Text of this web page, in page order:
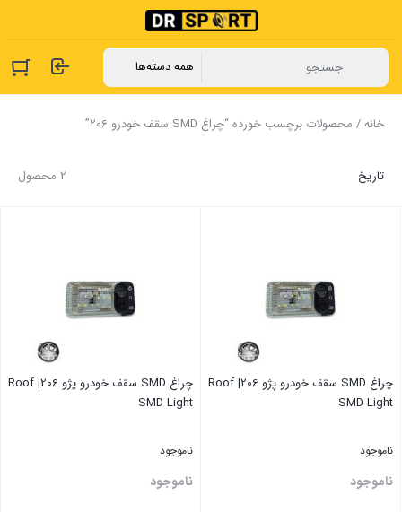
خانه/ محصولات برچسب خورده “چراغ SMD سقف خودرو 206”
2 محصول تاریخ
چراغ SMD سقف خودرو پژو 206| Roof
SMD Light
ناموجود
ناموجود
چراغ SMD سقف خودرو پژو 206| Roof
SMD Light
ناموجود
ناموجود